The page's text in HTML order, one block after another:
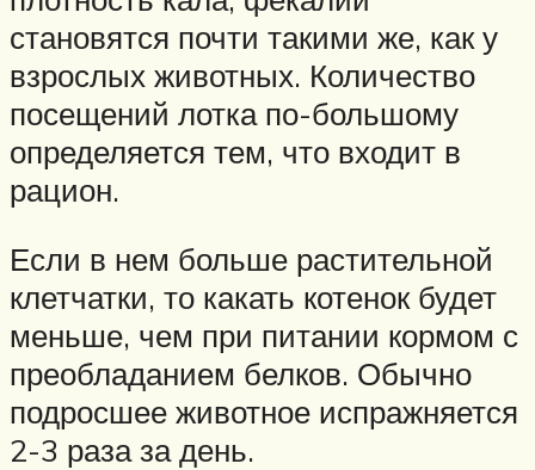
становятся почти такими же, как у
взрослых животных. Количество
посещений лотка по-большому
определяется тем, что входит в
рацион.
Если в нем больше растительной
клетчатки, то какать котенок будет
меньше, чем при питании кормом с
преобладанием белков. Обычно
подросшее животное испражняется
2-3 раза за день.